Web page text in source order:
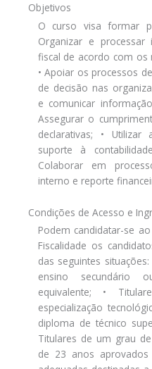
Objetivos
O curso visa formar
Organizar e processar
fiscal de acordo com os
• Apoiar os processos
de decisão nas
e comunicar
Assegurar o
declarativas; • Utilizar
suporte à
Colaborar em
interno e reporte
Condições de Acesso e
Podem candidatar-se
Fiscalidade os
das seguintes
ensino secundário
equivalente; •
especialização
diploma de técnico
Titulares de um grau
de 23 anos aprovados